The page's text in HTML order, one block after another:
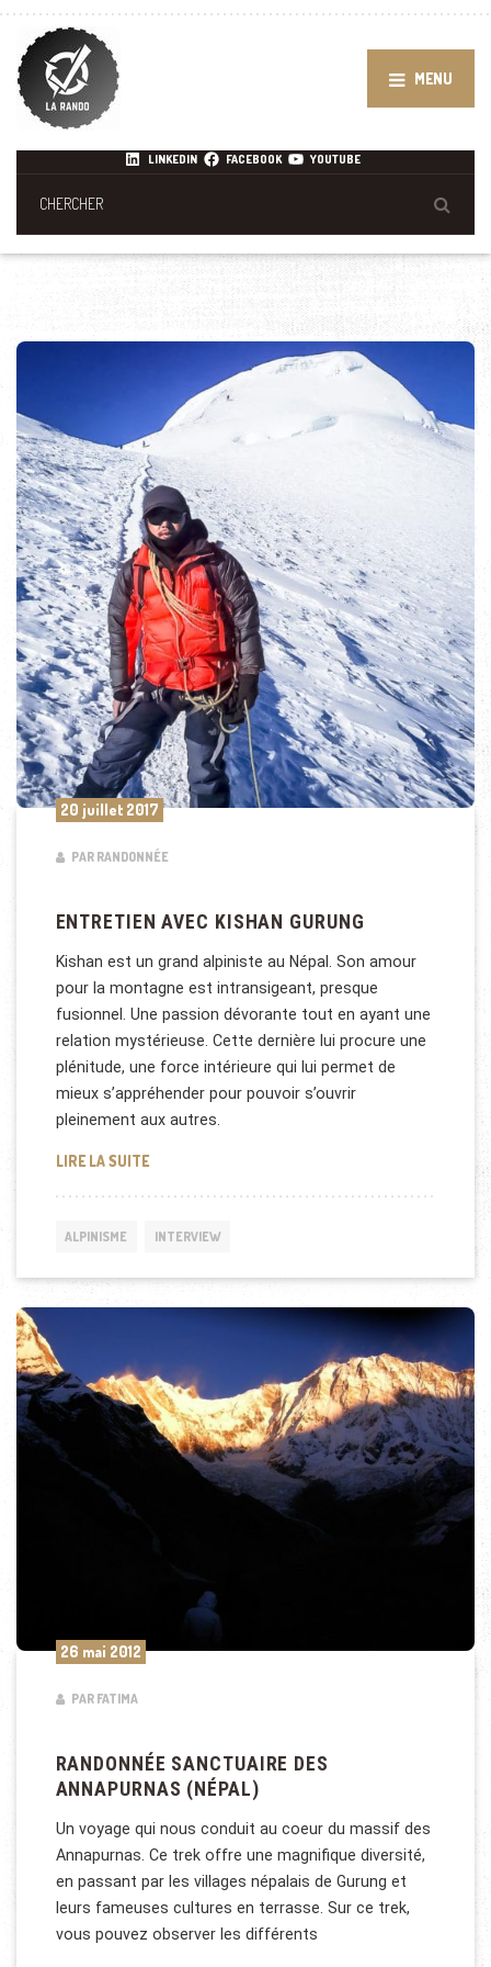
MENU
LINKEDIN FACEBOOK YOUTUBE
20 juillet 2017
PAR RANDONNÉE
ENTRETIEN AVEC KISHAN GURUNG
Kishan est un grand alpiniste au Népal. Son amour
pour la montagne est intransigeant, presque
fusionnel. Une passion dévorante tout en ayant une
relation mystérieuse. Cette dernière lui procure une
plénitude, une force intérieure qui lui permet de
mieux s’appréhender pour pouvoir s’ouvrir
pleinement aux autres.
LIRE LA SUITEENTRETIEN AVEC KISHAN GURUNG
ALPINISME INTERVIEW
26 mai 2012
PAR FATIMA
RANDONNÉE SANCTUAIRE DES
ANNAPURNAS (NÉPAL)
Un voyage qui nous conduit au coeur du massif des
Annapurnas. Ce trek offre une magnifique diversité,
en passant par les villages népalais de Gurung et
leurs fameuses cultures en terrasse. Sur ce trek,
vous pouvez observer les différents